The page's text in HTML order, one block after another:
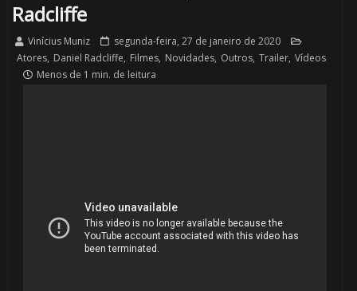
Radcliffe
Vinícius Muniz
segunda-feira, 27 de janeiro de 2020
Atores, Daniel Radcliffe, Filmes, Novidades, Outros, Trailer, Vídeos
Menos de 1 min. de leitura